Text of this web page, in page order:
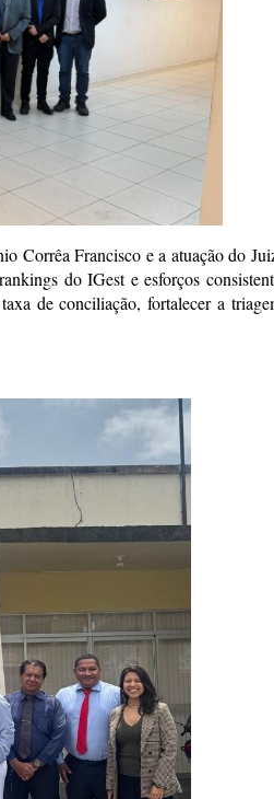
Corrêa Francisco e a atuação do
do IGest e esforços
de conciliação, fortalecer a